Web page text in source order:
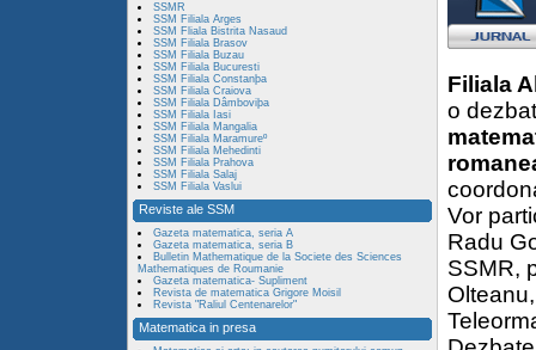
SSMR
SSM Filiala Arges
SSM Fliala Bistrita Nasaud
SSM Filiala Brasov
SSM Filiala Buzau
SSM Filiala Bucuresti
SSM Filiala Constanþa
SSM Filiala Craiova
SSM Filiala Dâmboviþa
SSM Filiala Iasi
SSM Filiala Mangalia
SSM Filiala Maramureº
SSM Filiala Mehedinti
SSM Filiala Prahova
SSM Filiala Salaj
SSM Filiala Vaslui
Reviste ale SSM
Gazeta matematica, seria A
Gazeta matematica, seria B
Bulletin Mathematique de la Societe des Sciences
Mathematiques de Roumanie
Gazeta matematica- Supliment
Revista de matematica Grigore Moisil
Revista "Raliul Centenarelor"
Matematica in presa
Filiala
o
Vor
Radu
SSMR,